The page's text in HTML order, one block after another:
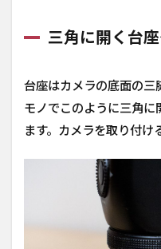
三角に開く台
台座はカメラの底面の三
モノでこのように三角に
ます。カメラを取り付け